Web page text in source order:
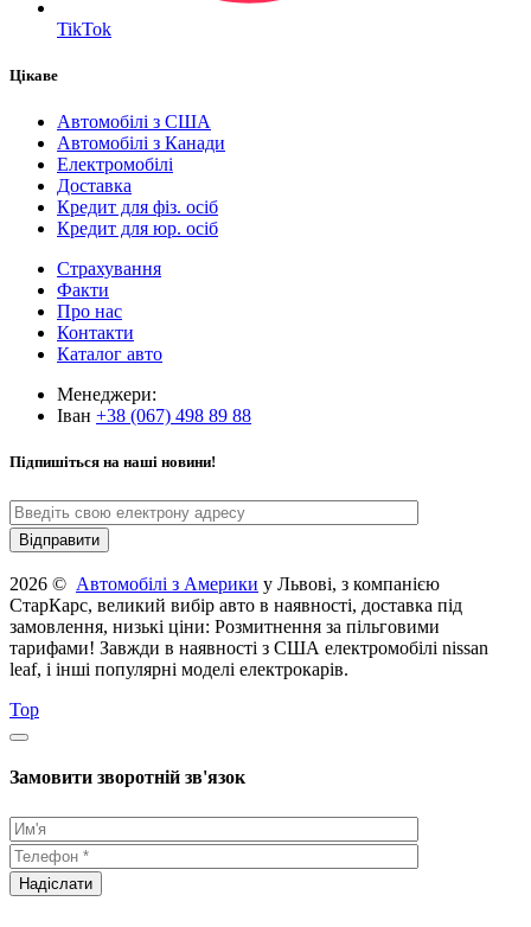
TikTok
Цікаве
Автомобілі з США
Автомобілі з Канади
Електромобілі
Доставка
Кредит для фіз. осіб
Кредит для юр. осіб
Страхування
Факти
Про нас
Контакти
Каталог авто
Менеджери:
Іван +38 (067) 498 89 88
Підпишіться на наші новини!
2026 © Автомобілі з Америки у Львові, з компанією
СтарКарс, великий вибір авто в наявності, доставка під
замовлення, низькі ціни: Розмитнення за пільговими
тарифами! Завжди в наявності з США електромобілі nissan
leaf, і інші популярні моделі електрокарів.
Top
Замовити зворотній зв'язок